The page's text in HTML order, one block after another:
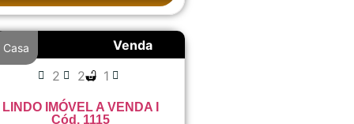
Venda
Casa
2 2 1
LINDO IMÓVEL A VENDA I
Cód. 1115